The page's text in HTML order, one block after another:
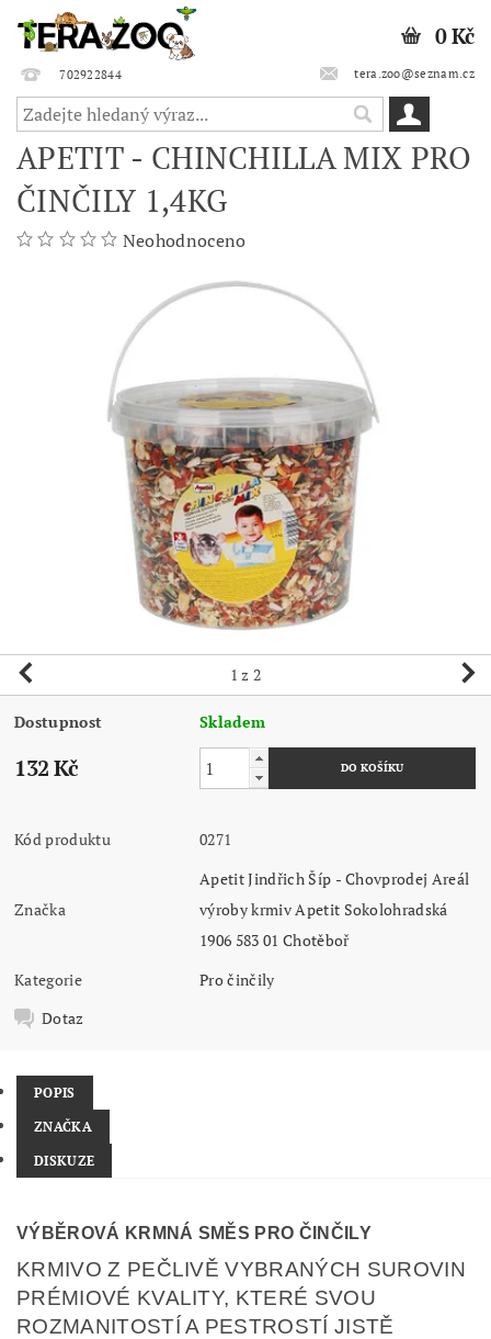
702922844 tera.zoo@seznam.cz
0 Kč
APETIT - CHINCHILLA MIX PRO
ČINČILY 1,4KG
Neohodnoceno
1 z 2
Dostupnost Skladem
132 Kč
Kód produktu 0271
Značka
Apetit Jindřich Šíp - Chovprodej Areál
výroby krmiv Apetit Sokolohradská
1906 583 01 Chotěboř
Kategorie
Pro činčily
Dotaz
POPIS
ZNAČKA
DISKUZE
VÝBĚROVÁ KRMNÁ SMĚS PRO ČINČILY
KRMIVO Z PEČLIVĚ VYBRANÝCH SUROVIN
PRÉMIOVÉ KVALITY, KTERÉ SVOU
ROZMANITOSTÍ A PESTROSTÍ JISTĚ